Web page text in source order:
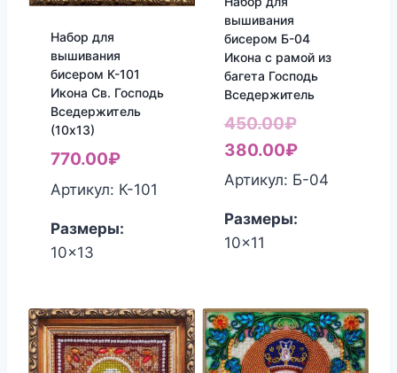
Набор для
вышивания
бисером К-101
Икона Св. Господь
Вседержитель
(10х13)
770.00₽
Артикул: К-101
Размеры:
10x13
вышивания
бисером Б-04
Икона с рамой из
багета Господь
Вседержитель
450.00₽
цена
составляла
380.00₽Текущая
цена:
Артикул: Б-04
Размеры:
10x11